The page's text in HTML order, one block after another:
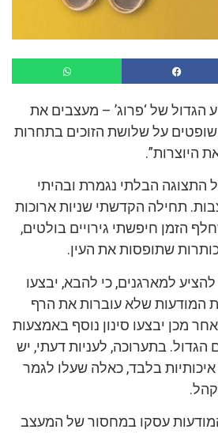
הגדול של ‘פרוג’ – מעצבים את
על שלושת הזוכים בתחרות
היוצרות”.
התצוגה הבלתי נגמרת ובהיתי
תחילה הקדשתי שניות ארוכות
הזמן חיפשתי גירויים בולטים,
שתופסות את העין.
למארגנים, כי להבא, יבצעו
את המודעות שלא עוברות את הרף
מכן יבצעו סינון נוסף באמצעות
הגדול. בתערוכה, לעניות דעתי, יש
בלבד, כאלה שעלו לגמר
עסקו במחסור של המעצב